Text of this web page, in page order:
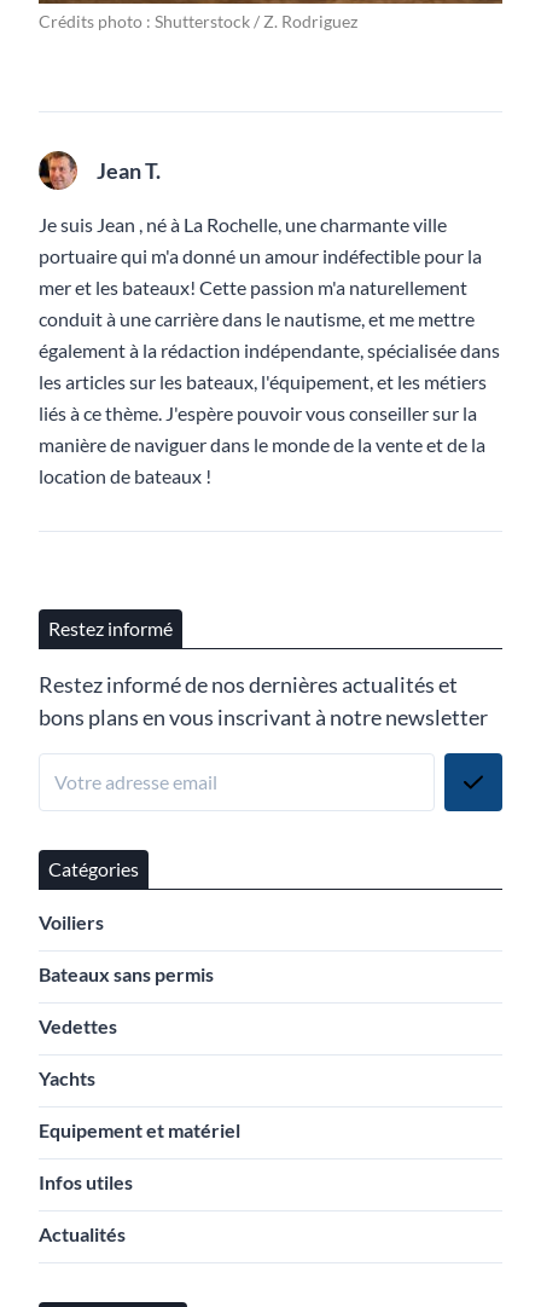
Crédits photo : Shutterstock / Z. Rodriguez
Jean T.
Je suis Jean , né à La Rochelle, une charmante ville
portuaire qui m'a donné un amour indéfectible pour la
mer et les bateaux! Cette passion m'a naturellement
conduit à une carrière dans le nautisme, et me mettre
également à la rédaction indépendante, spécialisée dans
les articles sur les bateaux, l'équipement, et les métiers
liés à ce thème. J'espère pouvoir vous conseiller sur la
manière de naviguer dans le monde de la vente et de la
location de bateaux !
Restez informé
Restez informé de nos dernières actualités et
bons plans en vous inscrivant à notre newsletter
Catégories
Voiliers
Bateaux sans permis
Vedettes
Yachts
Equipement et matériel
Infos utiles
Actualités